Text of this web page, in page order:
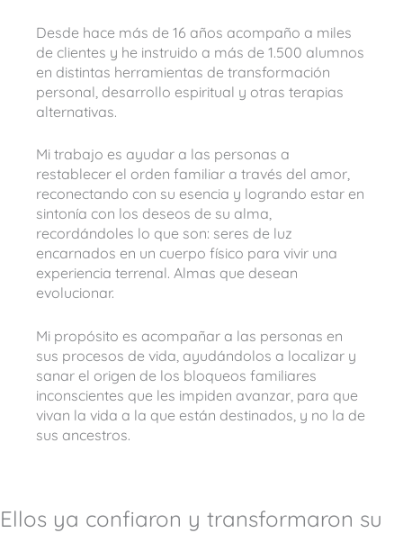
Desde hace más de 16 años acompaño a miles
de clientes y he instruido a más de 1.500 alumnos
en distintas herramientas de transformación
personal, desarrollo espiritual y otras terapias
alternativas.
Mi trabajo es ayudar a las personas a
restablecer el orden familiar a través del amor,
reconectando con su esencia y logrando estar en
sintonía con los deseos de su alma,
recordándoles lo que son: seres de luz
encarnados en un cuerpo físico para vivir una
experiencia terrenal. Almas que desean
evolucionar.
Mi propósito es acompañar a las personas en
sus procesos de vida, ayudándolos a localizar y
sanar el origen de los bloqueos familiares
inconscientes que les impiden avanzar, para que
vivan la vida a la que están destinados, y no la de
sus ancestros.
Ellos ya confiaron y transformaron su